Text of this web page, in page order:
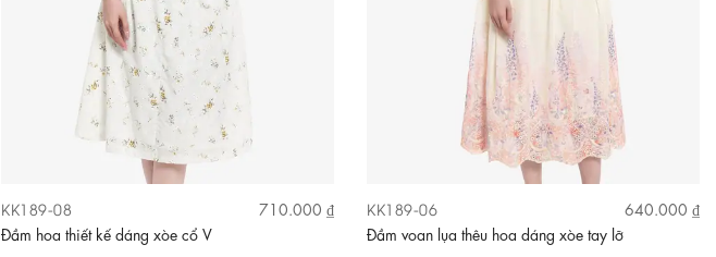
KK189-08
710.000 ₫
Đầm hoa thiết kế dáng xòe cổ V
KK189-06
640.000 ₫
Đầm voan lụa thêu hoa dáng xòe tay lỡ